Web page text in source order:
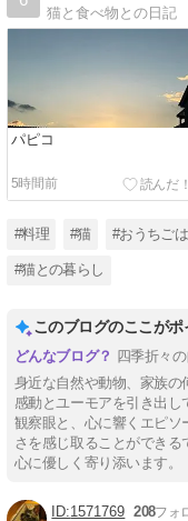
猫と食べ物との日記
パピコ
5時間前
#料理 #猫 #おうちご
#猫との暮らし
このブログのここがポ
四季折々
身近な自然や動物、家族
感動とユーモアを引き出
観察眼と、心に響くエピ
さを感じ取ることができ
心に優しく寄り添います。
1571769 208